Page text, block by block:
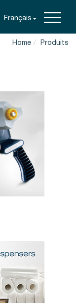
Français
Home Produits